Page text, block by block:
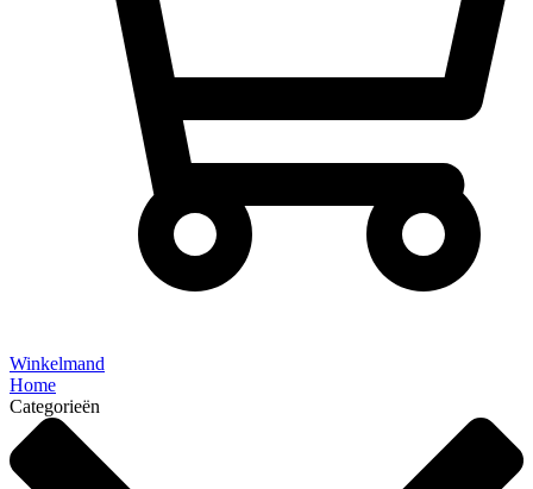
Winkelmand
Home
Categorieën